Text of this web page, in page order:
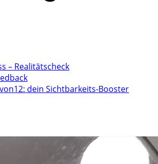
– Realitätscheck
dein Sichtbarkeits-Booster